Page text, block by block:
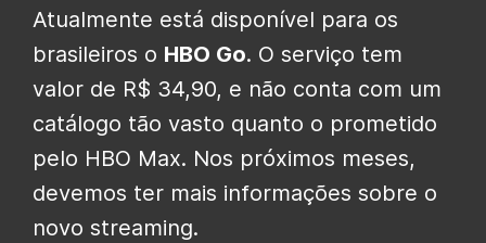
Atualmente está disponível para os
brasileiros o HBO Go. O serviço tem
valor de R$ 34,90, e não conta com um
catálogo tão vasto quanto o prometido
pelo HBO Max. Nos próximos meses,
devemos ter mais informações sobre o
novo streaming.